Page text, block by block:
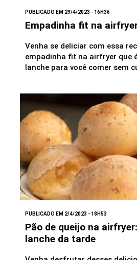
PUBLICADO EM 29/4/2023 - 16H36
Empadinha fit na
Venha se deliciar com essa
empadinha fit na airfryer que
lanche para você comer sem
PUBLICADO EM 2/4/2023 - 18H53
Pão de queijo na
lanche da tarde